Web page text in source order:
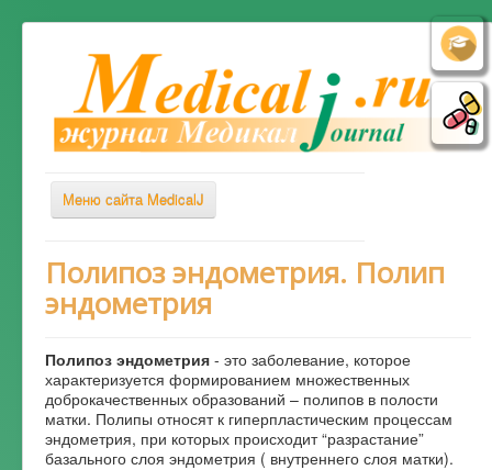
Меню сайта MedicalJ
Весь Медикал
Симптомы
Диагностика
Лечение
Советы врача
Полипоз эндометрия. Полип
эндометрия
Полипоз эндометрия - это заболевание, которое
характеризуется формированием множественных
доброкачественных образований – полипов в полости
матки. Полипы относят к гиперпластическим процессам
эндометрия, при которых происходит “разрастание”
базального слоя эндометрия ( внутреннего слоя матки).